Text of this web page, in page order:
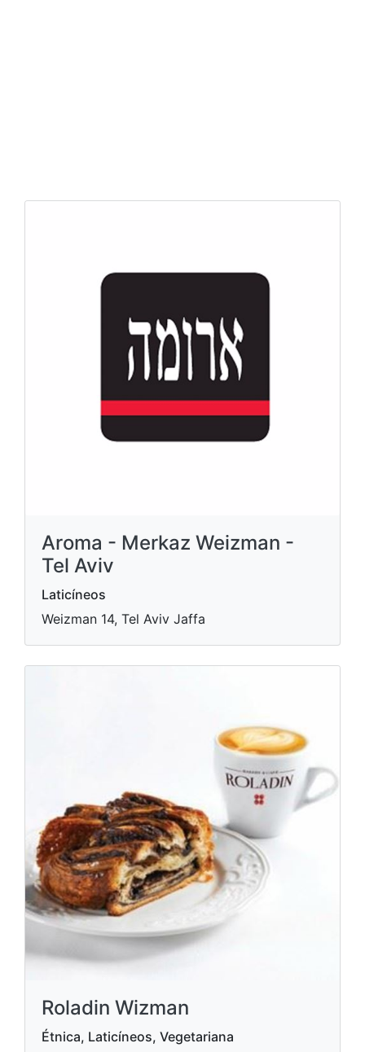
Aroma - Merkaz Weizman -
Tel Aviv
Laticíneos
Weizman 14, Tel Aviv Jaffa
Roladin Wizman
Étnica, Laticíneos, Vegetariana